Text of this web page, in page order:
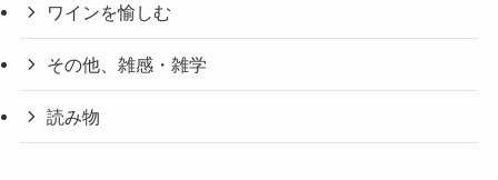
ワインを愉しむ
その他、雑感・雑学
読み物